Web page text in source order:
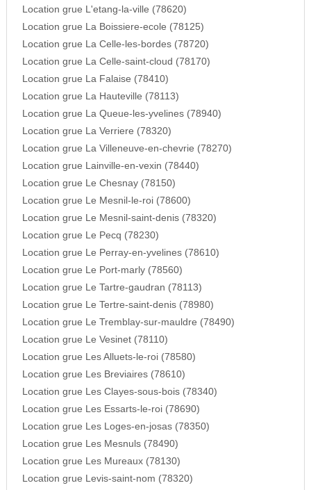
Location grue L'etang-la-ville (78620)
Location grue La Boissiere-ecole (78125)
Location grue La Celle-les-bordes (78720)
Location grue La Celle-saint-cloud (78170)
Location grue La Falaise (78410)
Location grue La Hauteville (78113)
Location grue La Queue-les-yvelines (78940)
Location grue La Verriere (78320)
Location grue La Villeneuve-en-chevrie (78270)
Location grue Lainville-en-vexin (78440)
Location grue Le Chesnay (78150)
Location grue Le Mesnil-le-roi (78600)
Location grue Le Mesnil-saint-denis (78320)
Location grue Le Pecq (78230)
Location grue Le Perray-en-yvelines (78610)
Location grue Le Port-marly (78560)
Location grue Le Tartre-gaudran (78113)
Location grue Le Tertre-saint-denis (78980)
Location grue Le Tremblay-sur-mauldre (78490)
Location grue Le Vesinet (78110)
Location grue Les Alluets-le-roi (78580)
Location grue Les Breviaires (78610)
Location grue Les Clayes-sous-bois (78340)
Location grue Les Essarts-le-roi (78690)
Location grue Les Loges-en-josas (78350)
Location grue Les Mesnuls (78490)
Location grue Les Mureaux (78130)
Location grue Levis-saint-nom (78320)